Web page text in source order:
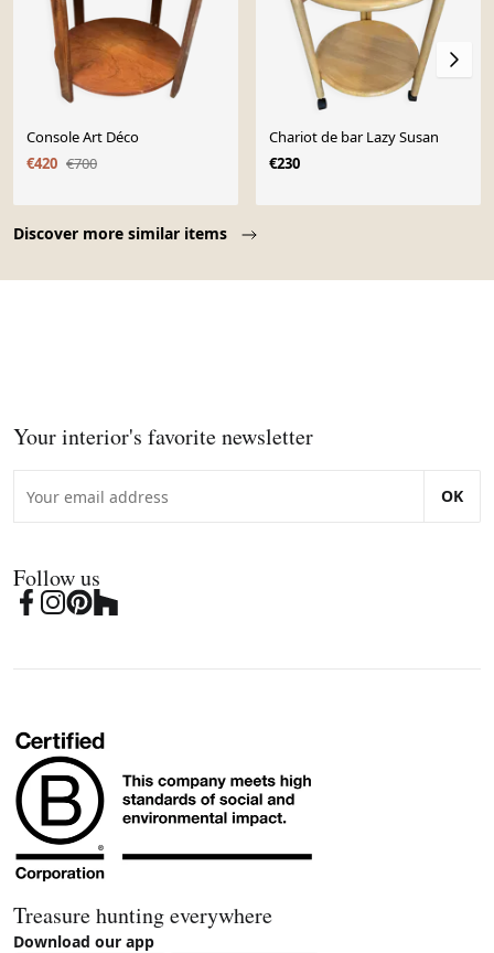
Discover more similar items
Console Art Déco
€420 €700
Chariot de bar Lazy Susan
€230
Your interior's favorite newsletter
OK
Follow us
Treasure hunting everywhere
Download our app